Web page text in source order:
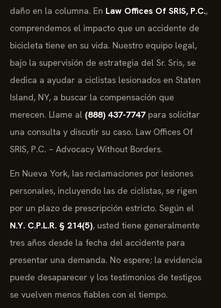
daño en la columna. En Law Offices Of SRIS, P.C.,
comprendemos el impacto que un accidente de
bicicleta tiene en su vida. Nuestro equipo legal,
bajo la supervisión de estrategia del Sr. Sris, se
dedica a ayudar a ciclistas lesionados en Staten
Island, NY, a buscar la compensación que
merecen. Llame al (888) 437-7747 para solicitar
una consulta y discutir su caso. Law Offices Of
SRIS, P.C. – Advocacy Without Borders.
En Nueva York, las reclamaciones por lesiones
personales, incluyendo las de ciclistas, se rigen
por un plazo de prescripción estricto. Según el
N.Y. C.P.L.R. § 214(5), usted tiene generalmente
tres años desde la fecha del accidente para
presentar una demanda. No espere; la evidencia
puede desaparecer y los testimonios de testigos
se vuelven menos fiables con el tiempo.